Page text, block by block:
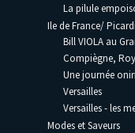
La pilule
Ile de France/
Bill VIOLA au
Compiègne,
Une journée
Versailles
Versailles - les
Modes et Saveurs